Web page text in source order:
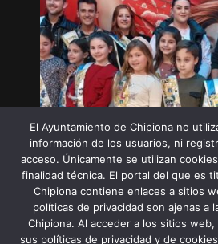
El Ayuntamiento de Chipiona no
información de los usuarios, ni
acceso. Únicamente se utilizan
finalidad técnica. El portal del que es
Chipiona contiene enlaces a sitios
políticas de privacidad son ajenas a
Chipiona. Al acceder a los sitios
sus políticas de privacidad y de